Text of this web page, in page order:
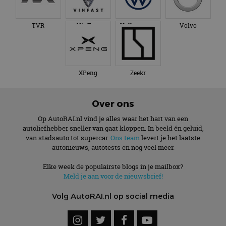
TVR VinFast Volkswagen Volvo
XPeng Zeekr
Over ons
Op AutoRAI.nl vind je alles waar het hart van een
autoliefhebber sneller van gaat kloppen. In beeld én geluid,
van stadsauto tot supercar. Ons team levert je het laatste
autonieuws, autotests en nog veel meer.
Elke week de populairste blogs in je mailbox?
Meld je aan voor de nieuwsbrief!
Volg AutoRAI.nl op social media
om de sessiestatus
te behouden.
bezocht.